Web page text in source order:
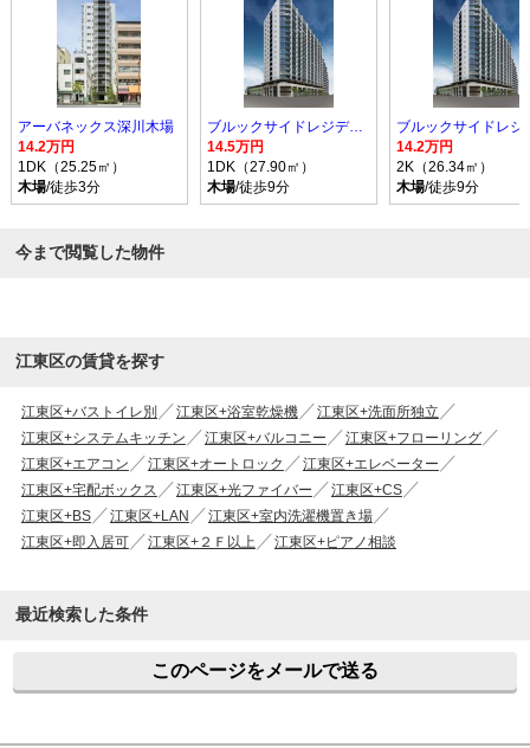
アーバネックス深川木場
14.2万円
1DK（25.25㎡）
木場/徒歩3分
ブルックサイドレジデンス木場
14.5万円
1DK（27.90㎡）
木場/徒歩9分
14.2万円
2K（26.34㎡）
木場/徒歩9分
今まで閲覧した物件
江東区の賃貸を探す
江東区+バストイレ別 江東区+浴室乾燥機
江東区+洗面所独立
江東区+システムキッチン
江東区+バルコニー
江東区+フローリング
江東区+エアコン
江東区+オートロック
江東区+エレベーター
江東区+宅配ボックス
江東区+光ファイバー
江東区+CS
江東区+BS
江東区+LAN
江東区+室内洗濯機置き場
江東区+即入居可
江東区+２Ｆ以上 江東区+ピアノ相談
最近検索した条件
このページをメールで送る